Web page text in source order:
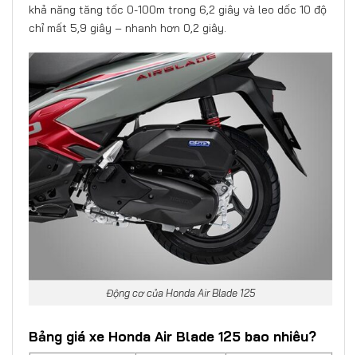
khả năng tăng tốc 0-100m trong 6,2 giây và leo dốc 10 độ
chỉ mất 5,9 giây – nhanh hơn 0,2 giây.
Động cơ của Honda Air Blade 125
Bảng giá xe Honda Air Blade 125 bao nhiêu?